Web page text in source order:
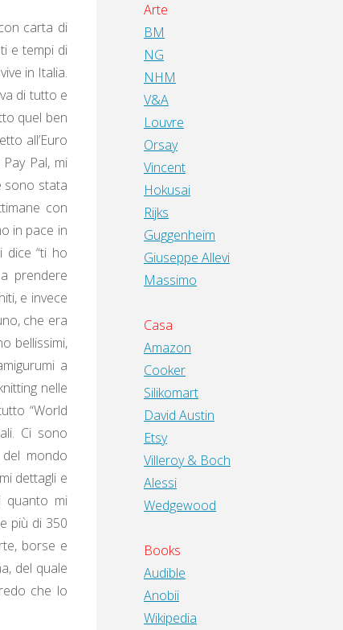
carta di
e tempi di
in Italia.
di tutto e
quel ben
all’Euro
Pal, mi
sono stata
con
in pace in
dice “ti ho
prendere
e invece
che era
bellissimi,
a
nelle
“World
Ci sono
del mondo
dettagli e
quanto mi
più di 350
borse e
del quale
che lo
Arte
BM
NG
NHM
V&A
Louvre
Orsay
Vincent
Hokusai
Rijks
Guggenheim
Giuseppe Allevi
Massimo
Casa
Amazon
Cooker
Silikomart
David Austin
Etsy
Villeroy & Boch
Alessi
Wedgewood
Books
Audible
Anobii
Wikipedia